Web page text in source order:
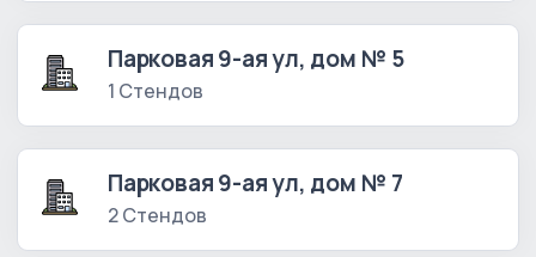
Парковая 9-ая ул, дом № 5
1 Стендов
Парковая 9-ая ул, дом № 7
2 Стендов